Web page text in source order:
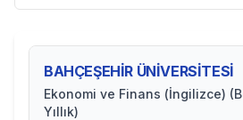
BAHÇEŞEHİR ÜNİVERSİTESİ
Ekonomi ve Finans (İngilizce)
Yıllık)